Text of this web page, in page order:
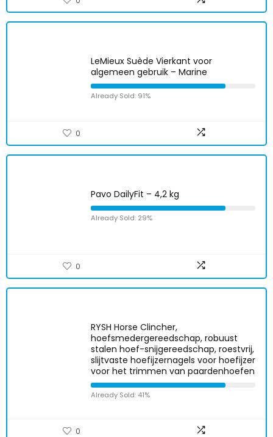
LeMieux Suède Vierkant voor
algemeen gebruik – Marine
Already Sold: 91%
0
Pavo DailyFit – 4,2 kg
Already Sold: 29%
0
RYSH Horse Clincher,
hoefsmedergereedschap, robuust
stalen hoef-snijgereedschap, roestvrij,
slijtvaste hoefijzernagels voor hoefijzer
voor het trimmen van paardenhoefen
Already Sold: 41%
0